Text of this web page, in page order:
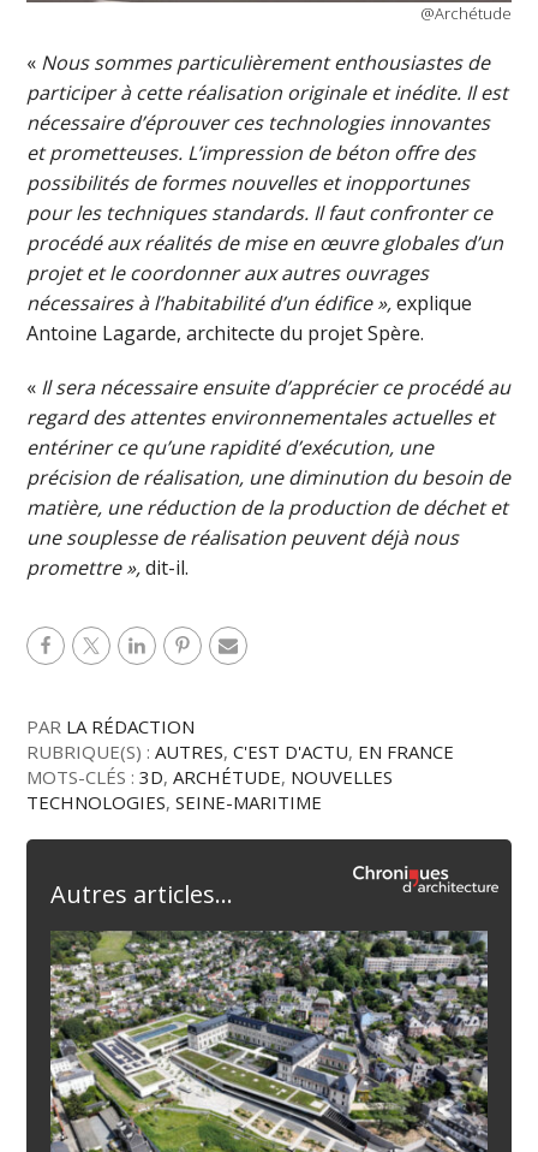
@Archétude
« Nous sommes particulièrement enthousiastes de
participer à cette réalisation originale et inédite. Il est
nécessaire d’éprouver ces technologies innovantes
et prometteuses. L’impression de béton offre des
possibilités de formes nouvelles et inopportunes
pour les techniques standards. Il faut confronter ce
procédé aux réalités de mise en œuvre globales d’un
projet et le coordonner aux autres ouvrages
nécessaires à l’habitabilité d’un édifice »,explique
Antoine Lagarde, architecte du projet Spère.
« Il sera nécessaire ensuite d’apprécier ce procédé au
regard des attentes environnementales actuelles et
entériner ce qu’une rapidité d’exécution, une
précision de réalisation, une diminution du besoin de
matière, une réduction de la production de déchet et
une souplesse de réalisation peuvent déjà nous
promettre »,dit-il.
PAR LA RÉDACTION
RUBRIQUE(S) :AUTRES,C'EST D'ACTU, EN FRANCE
MOTS-CLÉS :3D,ARCHÉTUDE, NOUVELLES
TECHNOLOGIES,SEINE-MARITIME
Autres articles...